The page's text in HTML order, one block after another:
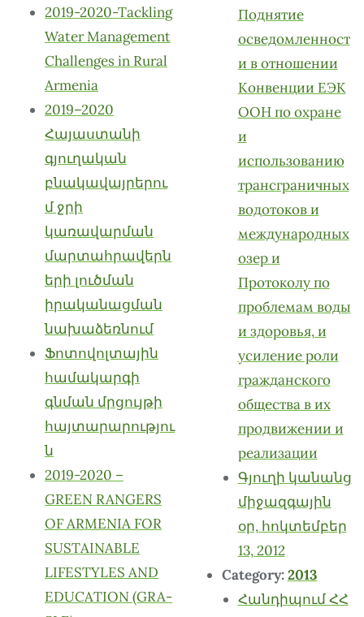
2019-2020-Tackling
Water Management
Challenges in Rural
Armenia
2019–2020
Հայաստանի
գյուղական
բնակավայրերու
մ ջրի
կառավարման
մարտահրավերն
երի լուծման
իրականացման
նախաձեռնում
Ֆոտովոլտային
համակարգի
գնման մրցույթի
հայտարարությու
ն
2019-2020 –
GREEN RANGERS
OF ARMENIA FOR
SUSTAINABLE
LIFESTYLES AND
EDUCATION (GRA-
Поднятие
осведомленност
и в отношении
Конвенции ЕЭК
ООН по охране
и
использованию
трансграничных
водотоков и
международных
озер и
Протоколу по
проблемам воды
и здоровья, и
усиление роли
гражданского
общества в их
продвижении и
реализации
Գյուղի կանանց
միջազգային
օր, հոկտեմբեր
13, 2012
Category:2013
Հանդիպում ՀՀ